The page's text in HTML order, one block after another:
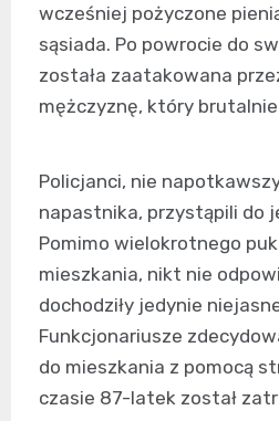
wcześniej pożyczone
sąsiada. Po powrocie do
została zaatakowana
mężczyznę, który brutalnie
Policjanci, nie
napastnika, przystąpili do
Pomimo wielokrotnego
mieszkania, nikt nie
dochodziły jedynie
Funkcjonariusze
do mieszkania z pomocą
czasie 87-latek został